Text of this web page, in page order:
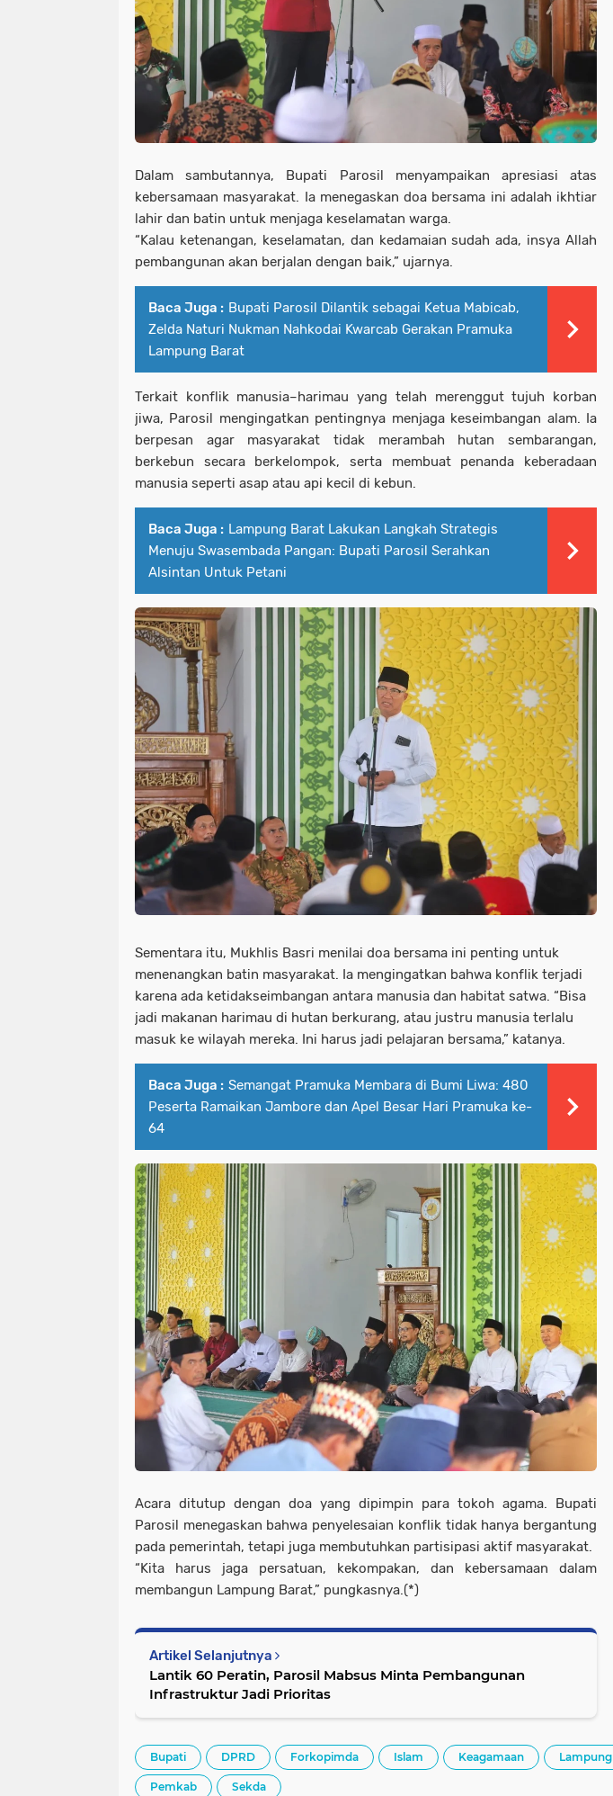
Dalam sambutannya, Bupati Parosil menyampaikan apresiasi atas
kebersamaan masyarakat. Ia menegaskan doa bersama ini adalah ikhtiar
lahir dan batin untuk menjaga keselamatan warga.
“Kalau ketenangan, keselamatan, dan kedamaian sudah ada, insya Allah
pembangunan akan berjalan dengan baik,” ujarnya.
Baca Juga : Bupati Parosil Dilantik sebagai Ketua Mabicab,
Zelda Naturi Nukman Nahkodai Kwarcab Gerakan Pramuka
Lampung Barat
Terkait konflik manusia–harimau yang telah merenggut tujuh korban
jiwa, Parosil mengingatkan pentingnya menjaga keseimbangan alam. Ia
berpesan agar masyarakat tidak merambah hutan sembarangan,
berkebun secara berkelompok, serta membuat penanda keberadaan
manusia seperti asap atau api kecil di kebun.
Baca Juga : Lampung Barat Lakukan Langkah Strategis
Menuju Swasembada Pangan: Bupati Parosil Serahkan
Alsintan Untuk Petani
Sementara itu, Mukhlis Basri menilai doa bersama ini penting untuk
menenangkan batin masyarakat. Ia mengingatkan bahwa konflik terjadi
karena ada ketidakseimbangan antara manusia dan habitat satwa. “Bisa
jadi makanan harimau di hutan berkurang, atau justru manusia terlalu
masuk ke wilayah mereka. Ini harus jadi pelajaran bersama,” katanya.
Baca Juga : Semangat Pramuka Membara di Bumi Liwa: 480
Peserta Ramaikan Jambore dan Apel Besar Hari Pramuka ke-
64
Acara ditutup dengan doa yang dipimpin para tokoh agama. Bupati
Parosil menegaskan bahwa penyelesaian konflik tidak hanya bergantung
pada pemerintah, tetapi juga membutuhkan partisipasi aktif masyarakat.
“Kita harus jaga persatuan, kekompakan, dan kebersamaan dalam
membangun Lampung Barat,” pungkasnya.(*)
Artikel Selanjutnya
Lantik 60 Peratin, Parosil Mabsus Minta Pembangunan
Infrastruktur Jadi Prioritas
Bupati DPRD Forkopimda Islam Keagamaan Lampung
Pemkab Sekda